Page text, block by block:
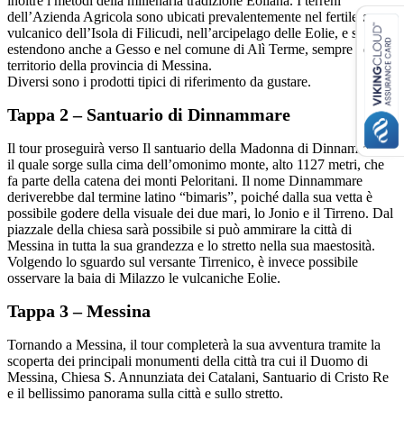
dell’Azienda Agricola sono ubicati prevalentemente nel fertile cono
vulcanico dell’Isola di Filicudi, nell’arcipelago delle Eolie, e si
estendono anche a Gesso e nel comune di Alì Terme, sempre nel
territorio della provincia di Messina.
Diversi sono i prodotti tipici di riferimento da gustare.
Tappa 2 – Santuario di Dinnammare
Il tour proseguirà verso Il santuario della Madonna di Dinnammare,
il quale sorge sulla cima dell’omonimo monte, alto 1127 metri, che
fa parte della catena dei monti Peloritani. Il nome Dinnammare
deriverebbe dal termine latino “bimaris”, poiché dalla sua vetta è
possibile godere della visuale dei due mari, lo Jonio e il Tirreno. Dal
piazzale della chiesa sarà possibile si può ammirare la città di
Messina in tutta la sua grandezza e lo stretto nella sua maestosità.
Volgendo lo sguardo sul versante Tirrenico, è invece possibile
osservare la baia di Milazzo le vulcaniche Eolie.
Tappa 3 – Messina
Tornando a Messina, il tour completerà la sua avventura tramite la
scoperta dei principali monumenti della città tra cui il Duomo di
Messina, Chiesa S. Annunziata dei Catalani, Santuario di Cristo Re
e il bellissimo panorama sulla città e sullo stretto.